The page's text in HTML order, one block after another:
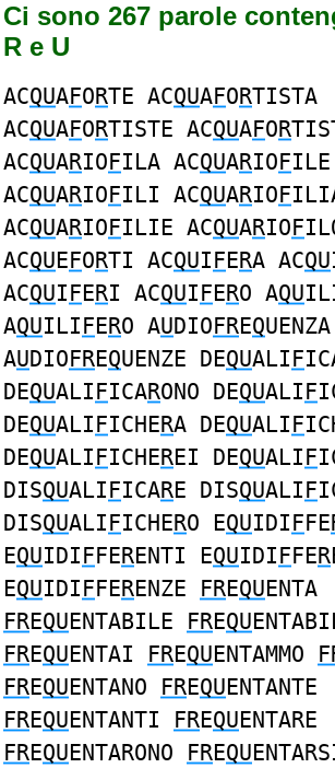
Ci sono 267 parole
R e U
ACQUAFORTE ACQUAFORTISTA
ACQUAFORTISTE ACQUAFOR
ACQUARIOFILA ACQUARIOFILE
ACQUARIOFILI ACQUARIOF
ACQUARIOFILIE ACQUARIOF
ACQUEFORTI ACQUIFERA ACQU
ACQUIFERI ACQUIFERO AQU
AQUILIFERO AUDIOFREQUENZA
AUDIOFREQUENZE DEQUALIF
DEQUALIFICARONO DEQUALIF
DEQUALIFICHERA DEQUALIF
DEQUALIFICHEREI DEQUALIF
DISQUALIFICARE DISQUALIF
DISQUALIFICHERO EQUIDIFFE
EQUIDIFFERENTI EQUIDIFFER
EQUIDIFFERENZE FREQUENTA
FREQUENTABILE FREQU
FREQUENTAI FREQUENTAMMO
FREQUENTANO FREQUENTANTE
FREQUENTANTI FREQUENTARE
FREQUENTARONO FREQU